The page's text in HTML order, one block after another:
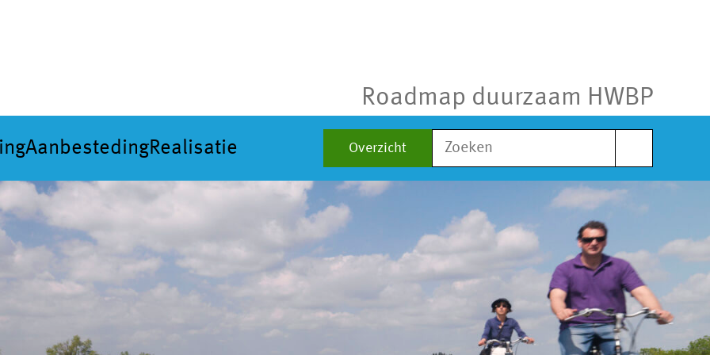
Roadmap duurzaam HWBP
AanbestedingRealisatie Overzicht
Zoek